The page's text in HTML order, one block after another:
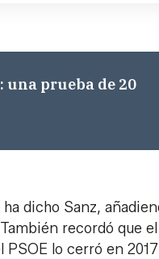
una prueba de 20
dicho Sanz,
recordó que el
lo cerró en